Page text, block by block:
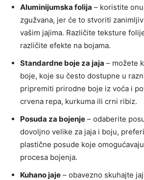
Aluminijumska folija – koristite
zgužvana, jer će to stvoriti
vašim jajima. Različite teksture
različite efekte na bojama.
Standardne boje za jaja – možete
boje, koje su često dostupne u
pripremiti prirodne boje iz voća i
crvena repa, kurkuma ili crni ribiz.
Posuda za bojenje – odaberite
dovoljno velike za jaja i boju,
plastične posude koje
procesa bojenja.
Kuhano jaje – obavezno skuhajte